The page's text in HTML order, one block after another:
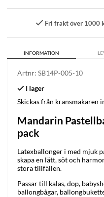
Fri frakt över 1000
INFORMATION
Artnr: SB14P-005-10
Skickas från kransmakaren
Mandarin
pack
Latexballonger i med mjuk
skapa en lätt, söt och
stora tillfällen.
Passar till kalas, dop,
ballongbågar,